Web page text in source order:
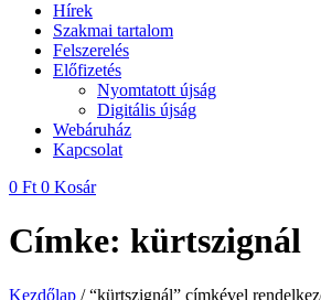
Hírek
Szakmai tartalom
Felszerelés
Előfizetés
Nyomtatott újság
Digitális újság
Webáruház
Kapcsolat
0 Ft 0 Kosár
Címke: kürtszignál
Kezdőlap / “kürtszignál” címkével